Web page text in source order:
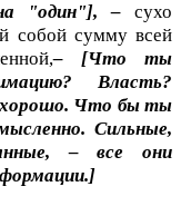
"один"], – сухо
собой сумму всей
– [Что ты
Власть?
хорошо. Что бы ты
Сильные,
– все они